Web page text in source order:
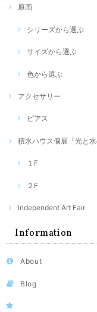
原画
シリーズから選ぶ
サイズから選ぶ
色から選ぶ
アクセサリー
ピアス
積水ハウス個展「光と水
１F
２F
Independent Art Fair
Information
About
Blog